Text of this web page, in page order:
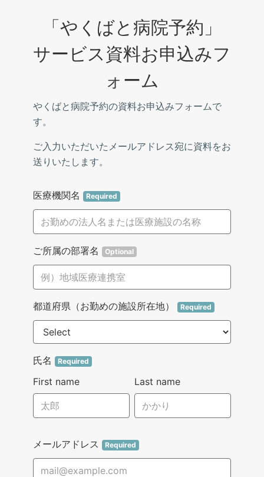
「やくばと病院予約」
サービス資料お申込みフ
ォーム
やくばと病院予約の資料お申込みフォームで
す。
ご入力いただいたメールアドレス宛に資料をお
送りいたします。
医療機関名 Required
ご所属の部署名 Optional
都道府県（お勤めの施設所在地） Required
氏名 Required
Last name
First name
メールアドレス Required